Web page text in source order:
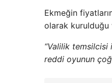
Ekmeğin
olarak kurulduğu
“Valilik
reddi oyunun